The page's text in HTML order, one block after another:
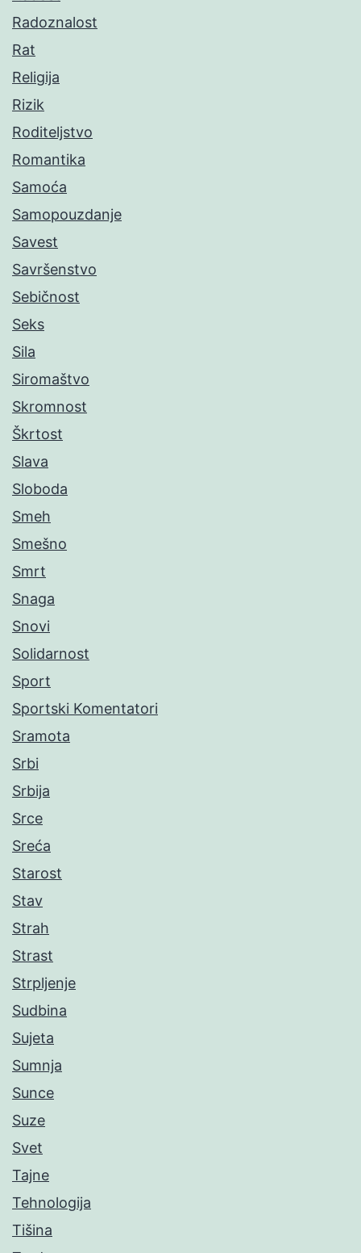
Radoznalost
Rat
Religija
Rizik
Roditeljstvo
Romantika
Samoća
Samopouzdanje
Savest
Savršenstvo
Sebičnost
Seks
Sila
Siromaštvo
Skromnost
Škrtost
Slava
Sloboda
Smeh
Smešno
Smrt
Snaga
Snovi
Solidarnost
Sport
Sportski Komentatori
Sramota
Srbi
Srbija
Srce
Sreća
Starost
Stav
Strah
Strast
Strpljenje
Sudbina
Sujeta
Sumnja
Sunce
Suze
Svet
Tajne
Tehnologija
Tišina